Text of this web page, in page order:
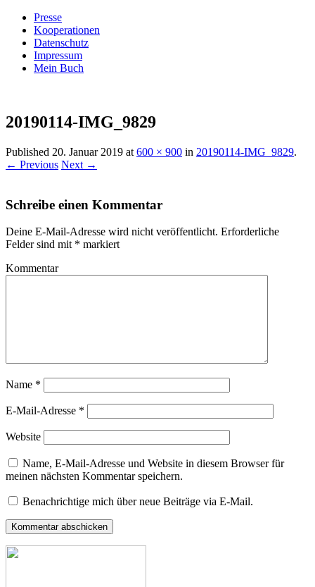
Presse
Kooperationen
Datenschutz
Impressum
Mein Buch
Villa König
20190114-IMG_9829
Published 20. Januar 2019 at 600 × 900 in 20190114-IMG_9829.
← Previous Next →
Schreibe einen Kommentar
Deine E-Mail-Adresse wird nicht veröffentlicht. Erforderliche
Felder sind mit * markiert
Kommentar
Name *
E-Mail-Adresse *
Website
Name, E-Mail-Adresse und Website in diesem Browser für
meinen nächsten Kommentar speichern.
Benachrichtige mich über neue Beiträge via E-Mail.